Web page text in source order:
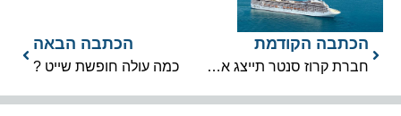
הכתבה הקודמת
חברת קרוז סנטר תייצג את חברת השייט הורטיגרוטן
הכתבה הבאה
כמה עולה חופשת שייט ?